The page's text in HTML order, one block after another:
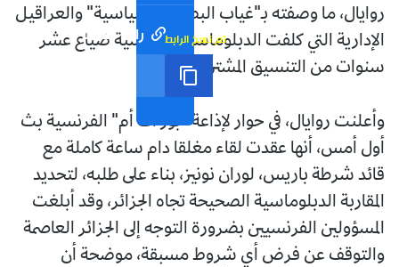
رابط مختصر تم نسخ الرابط
روايال، ما وصفته بـ"غياب البصيرة السياسية" والعراقيل
الإدارية التي كلفت الدبلوماسية الفرنسية ضياع عشر
سنوات من التنسيق المشترك.
وأعلنت روايال، في حوار لإذاعة "بور أف أم" الفرنسية بث
أول أمس، أنها عقدت لقاء مغلقا دام ساعة كاملة مع
قائد شرطة باريس، لوران نونيز، بناء على طلبه، لتحديد
المقاربة الدبلوماسية الصحيحة تجاه الجزائر، وقد أبلغت
المسؤولين الفرنسيين بضرورة التوجه إلى الجزائر العاصمة
والتوقف عن فرض أي شروط مسبقة، موضحة أن